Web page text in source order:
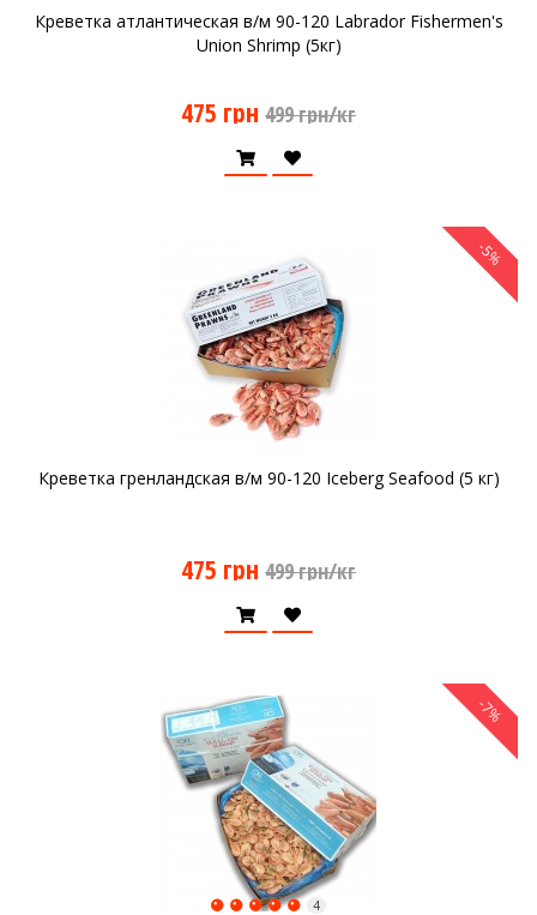
Креветка атлантическая в/м 90-120 Labrador Fishermen's
Union Shrimp (5кг)
475 грн 499 грн/кг
-5%
Креветка гренландская в/м 90-120 Iceberg Seafood (5 кг)
475 грн 499 грн/кг
-7%
4